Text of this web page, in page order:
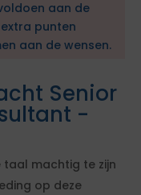
aan de
punten
aan de wensen.
Senior
-
machtig te zijn
op deze